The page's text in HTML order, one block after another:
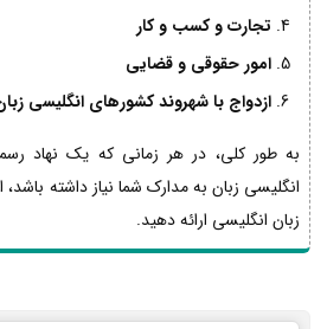
تجارت و کسب و کار
امور حقوقی و قضایی
ازدواج با شهروند کشورهای انگلیسی
به طور کلی، در هر زمانی که یک نهاد
انگلیسی زبان به مدارک شما نیاز داشته
زبان انگلیسی ارائه دهید.